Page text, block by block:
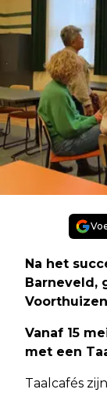
Na het
Barneveld,
Vanaf 15
met een
Taalcafés